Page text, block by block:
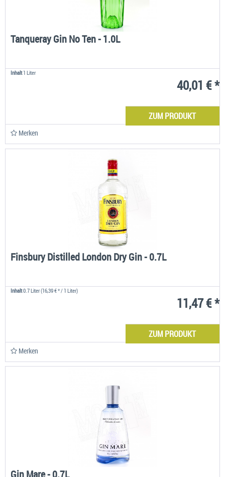
Tanqueray Gin No Ten - 1.0L
Inhalt1 Liter
40,01 € *
ZUM PRODUKT
Merken
Finsbury Distilled London Dry Gin - 0.7L
Inhalt0.7 Liter(16,39 € * / 1 Liter)
11,47 € *
ZUM PRODUKT
Merken